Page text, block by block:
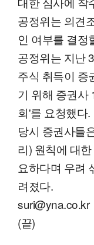
공정위는 의견
인 여부를 결정
공정위는 지난
주식 취득이 증
기 위해 증권사
회'를 요청했다.
당시 증권사들
리) 원칙에 대
요하다며 우려
려졌다.
suri@yna.co.kr
(끝)